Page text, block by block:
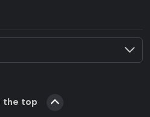
(CD Key)?
the top